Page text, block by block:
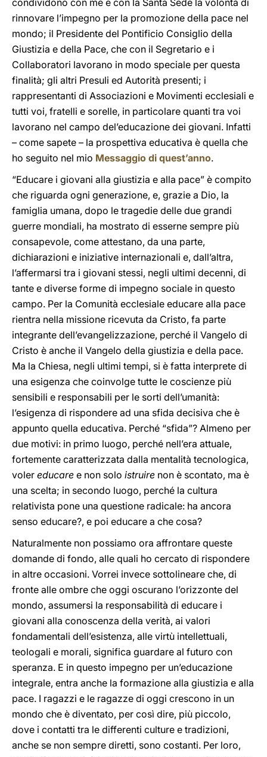
condividono con me e con la Santa Sede la volontà di
rinnovare l’impegno per la promozione della pace nel
mondo; il Presidente del Pontificio Consiglio della
Giustizia e della Pace, che con il Segretario e i
Collaboratori lavorano in modo speciale per questa
finalità; gli altri Presuli ed Autorità presenti; i
rappresentanti di Associazioni e Movimenti ecclesiali e
tutti voi, fratelli e sorelle, in particolare quanti tra voi
lavorano nel campo del’educazione dei giovani. Infatti
– come sapete – la prospettiva educativa è quella che
ho seguito nel mio Messaggio di quest’anno.
“Educare i giovani alla giustizia e alla pace” è compito
che riguarda ogni generazione, e, grazie a Dio, la
famiglia umana, dopo le tragedie delle due grandi
guerre mondiali, ha mostrato di esserne sempre più
consapevole, come attestano, da una parte,
dichiarazioni e iniziative internazionali e, dall’altra,
l’affermarsi tra i giovani stessi, negli ultimi decenni, di
tante e diverse forme di impegno sociale in questo
campo. Per la Comunità ecclesiale educare alla pace
rientra nella missione ricevuta da Cristo, fa parte
integrante dell’evangelizzazione, perché il Vangelo di
Cristo è anche il Vangelo della giustizia e della pace.
Ma la Chiesa, negli ultimi tempi, si è fatta interprete di
una esigenza che coinvolge tutte le coscienze più
sensibili e responsabili per le sorti dell’umanità:
l’esigenza di rispondere ad una sfida decisiva che è
appunto quella educativa. Perché “sfida”? Almeno per
due motivi: in primo luogo, perché nell’era attuale,
fortemente caratterizzata dalla mentalità tecnologica,
voler educare e non solo istruire non è scontato, ma è
una scelta; in secondo luogo, perché la cultura
relativista pone una questione radicale: ha ancora
senso educare?, e poi educare a che cosa?
Naturalmente non possiamo ora affrontare queste
domande di fondo, alle quali ho cercato di rispondere
in altre occasioni. Vorrei invece sottolineare che, di
fronte alle ombre che oggi oscurano l’orizzonte del
mondo, assumersi la responsabilità di educare i
giovani alla conoscenza della verità, ai valori
fondamentali dell’esistenza, alle virtù intellettuali,
teologali e morali, significa guardare al futuro con
speranza. E in questo impegno per un’educazione
integrale, entra anche la formazione alla giustizia e alla
pace. I ragazzi e le ragazze di oggi crescono in un
mondo che è diventato, per così dire, più piccolo,
dove i contatti tra le differenti culture e tradizioni,
anche se non sempre diretti, sono costanti. Per loro,